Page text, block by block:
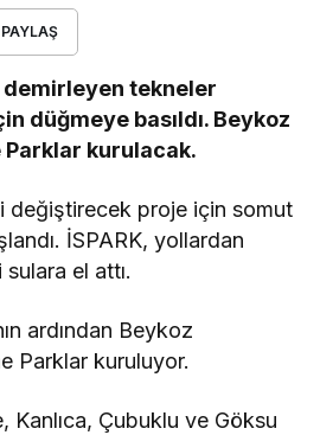
PAYLAŞ
demirleyen tekneler
düğmeye basıldı. Beykoz
kurulacak.
değiştirecek proje için somut
İSPARK, yollardan
el attı.
ardından Beykoz
Parklar kuruluyor.
Kanlıca, Çubuklu ve Göksu